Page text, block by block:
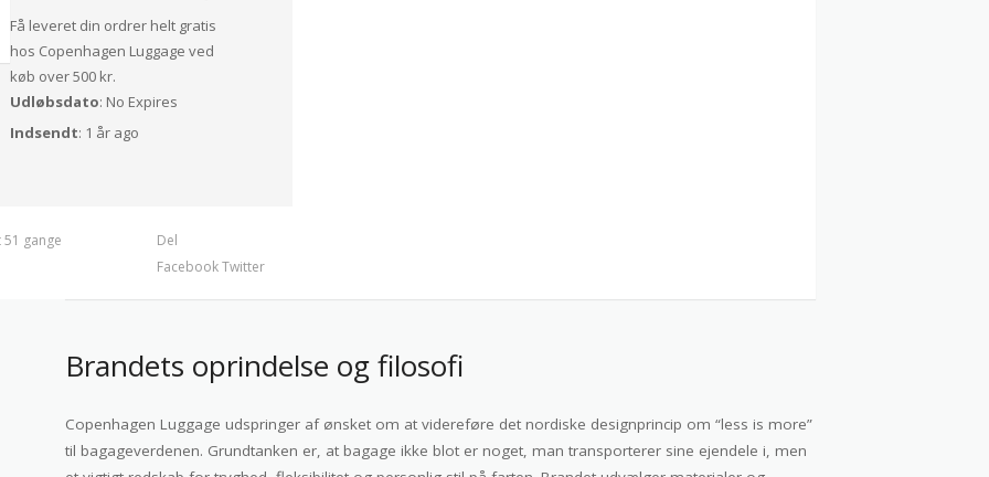
Få leveret din ordrer helt gratis
hos Copenhagen Luggage ved
køb over 500 kr.
Udløbsdato: No Expires
Indsendt: 1 år ago
gange
Del
FacebookTwitter
Brandets oprindelse og filosofi
Copenhagen Luggage udspringer af ønsket om at videreføre det nordiske designprincip om “less is more”
til bagageverdenen. Grundtanken er, at bagage ikke blot er noget, man transporterer sine ejendele i, men